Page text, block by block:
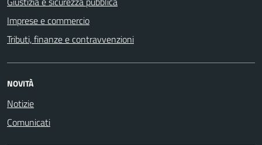
Imprese e commercio
Tributi, finanze e contravvenzioni
NOVITÀ
Notizie
Comunicati